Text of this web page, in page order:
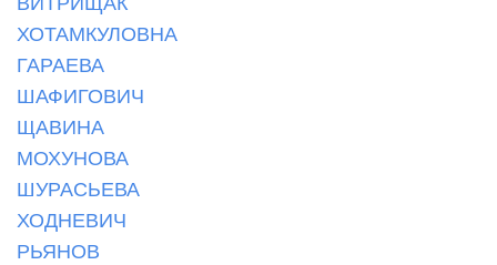
ХОТАМКУЛОВНА
ГАРАЕВА
ШАФИГОВИЧ
ЩАВИНА
МОХУНОВА
ШУРАСЬЕВА
ХОДНЕВИЧ
РЬЯНОВ